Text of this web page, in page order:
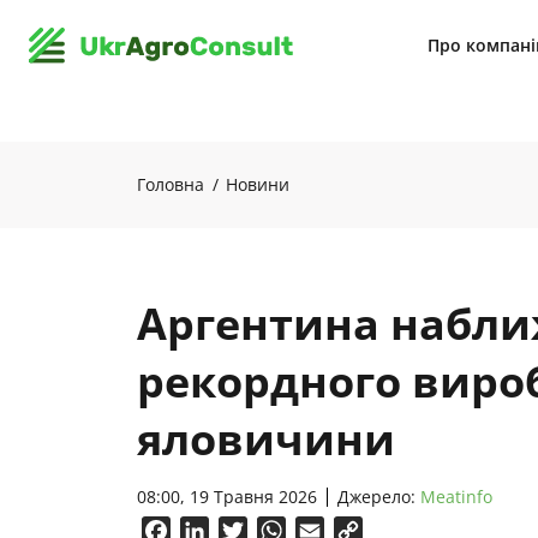
Про
Головна Новини
Аргентина
рекордного
яловичини
08:00, 19 Травня 2026 Джерело: Meatinfo
FacebookLinkedInTwitterWhatsApp
Email